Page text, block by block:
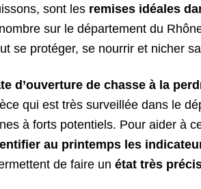
sont les remises idéales
sur le département du
se protéger, se nourrir et nicher
d’ouverture de chasse à la
qui est très surveillée dans le
à forts potentiels. Pour aider à
au printemps les
de faire un état très